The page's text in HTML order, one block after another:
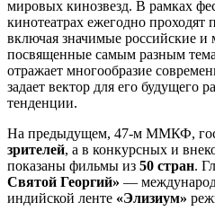
мировых кинозвезд. В рамках
кинотеатрах ежегодно проходят
включая значимые российские
посвященные самым разным
отражает многообразие
задает вектор для его будущего
тенденции.
На предыдущем, 47-м ММКФ,
зрителей, а в конкурсных и
показаны фильмы из 50 стран.
Святой Георгий» —
индийской ленте «Элизиум»